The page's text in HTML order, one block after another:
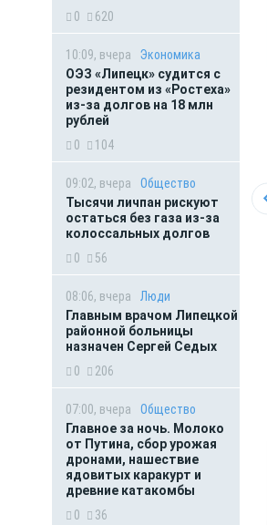
0
620
10:09, вчера
Экономика
ОЭЗ «Липецк» судится с
резидентом из «Ростеха»
из-за долгов на 18 млн
рублей
0
104
09:02, вчера
Общество
Тысячи личпан рискуют
остаться без газа из-за
колоссальных долгов
0
56
08:06, вчера
Люди
Главным врачом Липецкой
районной больницы
назначен Сергей Седых
0
206
07:00, вчера
Общество
Главное за ночь. Молоко
от Путина, сбор урожая
дронами, нашествие
ядовитых каракурт и
древние катакомбы
0
36